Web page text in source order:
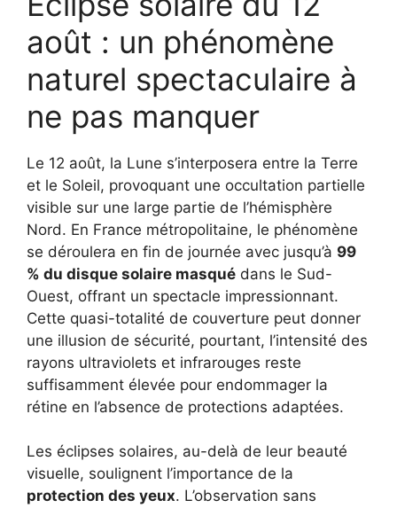
août : un phénomène
naturel spectaculaire à
ne pas manquer
Le 12 août, la Lune s’interposera entre la Terre
et le Soleil, provoquant une occultation partielle
visible sur une large partie de l’hémisphère
Nord. En France métropolitaine, le phénomène
se déroulera en fin de journée avec jusqu’à 99
% du disque solaire masqué dans le Sud-
Ouest, offrant un spectacle impressionnant.
Cette quasi-totalité de couverture peut donner
une illusion de sécurité, pourtant, l’intensité des
rayons ultraviolets et infrarouges reste
suffisamment élevée pour endommager la
rétine en l’absence de protections adaptées.
Les éclipses solaires, au-delà de leur beauté
visuelle, soulignent l’importance de la
protection des yeux. L’observation sans